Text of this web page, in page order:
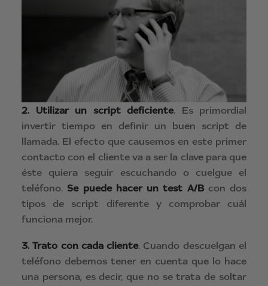
2. Utilizar un script deficiente. Es primordial
invertir tiempo en definir un buen script de
llamada. El efecto que causemos en este primer
contacto con el cliente va a ser la clave para que
éste quiera seguir escuchando o cuelgue el
teléfono.Se puede hacer un test A/B con dos
tipos de script diferente y comprobar cuál
funciona mejor.
3. Trato con cada cliente. Cuando descuelgan el
teléfono debemos tener en cuenta que lo hace
una persona, es decir, que no se trata de soltar